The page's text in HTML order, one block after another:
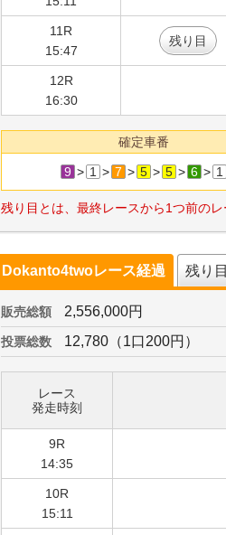
11R
15:47
残り目
12R
16:30
確定車番
9 > 1 > 7 > 5 > 5 > 6 > 1
残り目とは、最終レースから1つ前の
Dokanto4twoレース経過 残り目
販売総額 2,556,000円
投票総数 12,780（1口200円）
レース
発走時刻
9R
14:35
10R
15:11